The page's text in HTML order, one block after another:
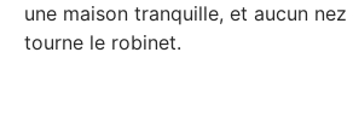
une maison tranquille, et aucun nez
tourne le robinet.